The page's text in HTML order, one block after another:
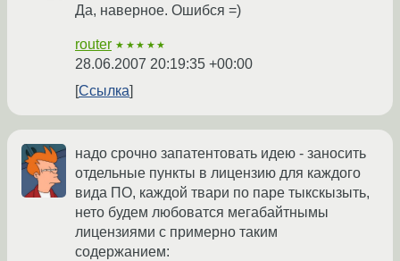
Да, наверное. Ошибся =)
router ★★★★★
28.06.2007 20:19:35 +00:00
Ссылка
надо срочно запатентовать идею - заносить
отдельные пункты в лицензию для каждого
вида ПО, каждой твари по паре тыкскызыть,
нето будем любоватся мегабайтнымы
лицензиями с примерно таким
содержанием: